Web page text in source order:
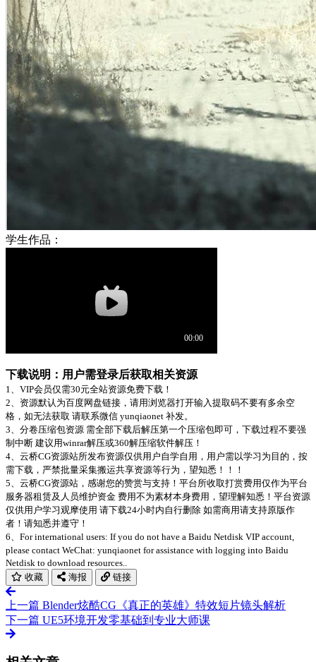
学生作品：
下载说明：用户需登录后获取相关资源
1、VIP会员仅需30元全站资源免费下载！
2、资源默认为百度网盘链接，请用浏览器打开输入提取码不要有多余空
格，如无法获取 请联系微信 yunqiaonet 补发。
3、分卷压缩包资源 需全部下载后解压第一个压缩包即可，下载过程不要强
制中断 建议用winrar解压或360解压缩软件解压！
4、云桥CG资源站所发布资源仅供用户自学自用，用户需以学习为目的，按
需下载，严禁批量采集搬运共享资源等行为，望知悉！！！
5、云桥CG资源站，感谢您的赞赏与支持！平台所收取打赏费用仅作为平台
服务器租赁及人员维护资金 费用不为素材本身费用，望理解知悉！平台资源
仅供用户学习观摩使用 请下载24小时内自行删除 如需商用请支持原版作
者！请知悉并遵守！
6、For international users: If you do not have a Baidu Netdisk VIP account,
please contact WeChat: yunqiaonet for assistance with logging into Baidu
Netdisk to download resources..
收藏
海报 链接
上一篇 Blender炫酷CG《真正的英雄》特效短片镜头解析
下一篇 UE5环境开发零基础到专业大师课